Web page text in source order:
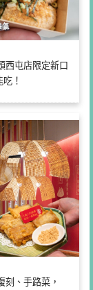
西屯店限定新口
！
、手路菜，